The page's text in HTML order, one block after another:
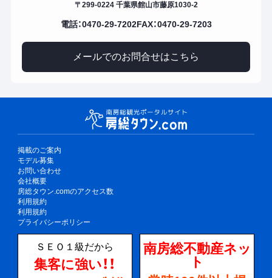
〒299-0224 千葉県館山市藤原1030-2
電話：0470-29-7202FAX：0470-29-7203
メールでのお問合せはこちら
掲載のご案内
モデル募集
お問い合わせ
会社概要
房総タウン.comのアクセス数
利用規約
利用規約
プライバシーポリシー
ＳＥＯ１級だから
集客に強い！！
南房総不動産ネッ
ト